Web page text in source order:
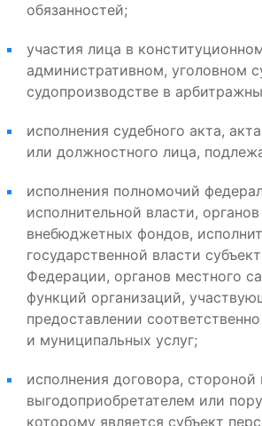
обязанностей;
участия лица в
административном, уголовном
судопроизводстве в
исполнения судебного акта,
или должностного лица,
исполнения полномочий
исполнительной власти,
внебюджетных фондов,
государственной власти
Федерации, органов местного
функций организаций,
предоставлении
и муниципальных услуг;
исполнения договора, стороной
выгодоприобретателем или
которому является субъект